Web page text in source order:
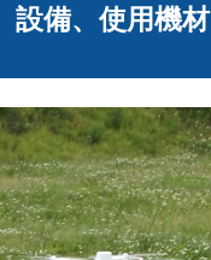
設備、使用機材